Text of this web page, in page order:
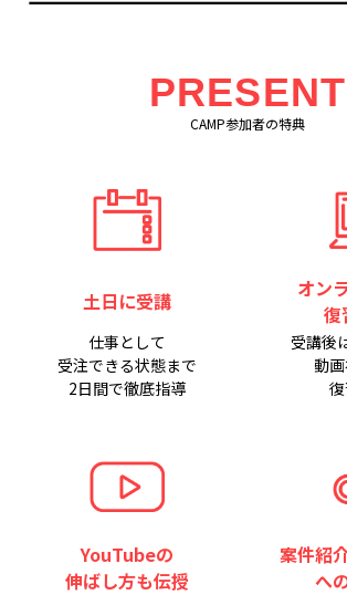
PRESENT
CAMP参加者の特典
土日に受講
仕事として
受注できる状態まで
2日間で徹底指導
オン
復
受講後
動
YouTubeの
伸ばし方も伝授
案件紹
へ